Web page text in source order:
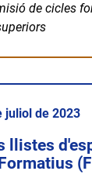
de cicles
juliol de 2023
llistes